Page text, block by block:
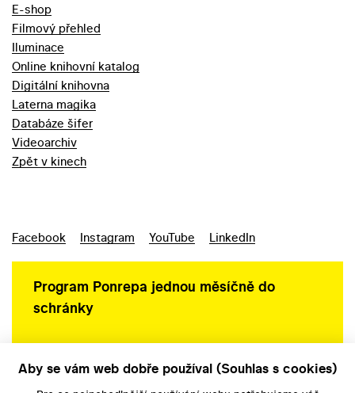
E-shop
Filmový přehled
Iluminace
Online knihovní katalog
Digitální knihovna
Laterna magika
Databáze šifer
Videoarchiv
Zpět v kinech
Facebook Instagram YouTube LinkedIn
Program Ponrepa jednou měsíčně do
schránky
Aby se vám web dobře používal (Souhlas s cookies)